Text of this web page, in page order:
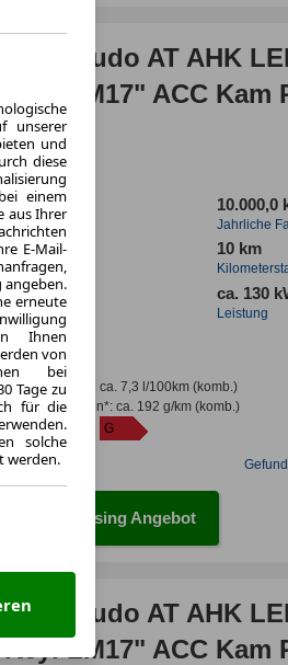
Fiat Scudo AT AHK
Keyl LM17" ACC Kam
9.2025
Erstzulassung
10.000,0
Jahrliche
48 Monate
Laufzeit
10 km
0.6
Leasingfaktor
ca. 130
Leistung
Diesel
Kraftstoff
Kraftstoffverbr.¹: ca. 7,3 l/100km(komb.)
CO 2-Emissionen*: ca. 192 g/km(komb.)
Effizienzklasse: G
Zum Leasing Angebot
Fiat Scudo AT AHK
Keyl LM17" ACC Kam
unserer
und
diese
einem
aus Ihrer
E-Mail-
angeben.
erneute
Ihnen
von
bei
Tage zu
für die
solche
werden.